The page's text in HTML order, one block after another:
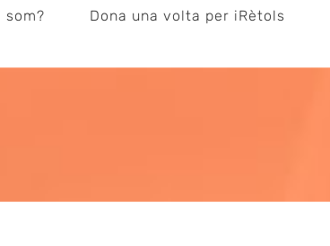
som? Dona una volta per iRètols